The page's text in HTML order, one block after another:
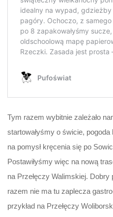
Tym razem wybitnie zależało
startowałyśmy o świcie, pogoda
na pomysł kręcenia się po
Postawiłyśmy więc na nową
na Przełęczy Walimskiej.
razem nie ma tu zaplecza
przykład na Przełęczy